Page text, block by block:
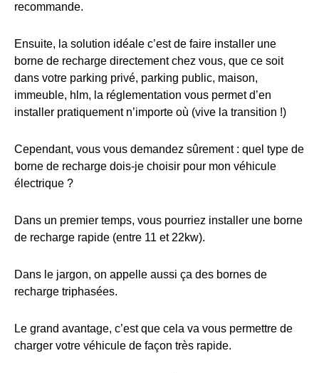
recommande.
Ensuite, la solution idéale c’est de faire installer une
borne de recharge directement chez vous, que ce soit
dans votre parking privé, parking public, maison,
immeuble, hlm, la réglementation vous permet d’en
installer pratiquement n’importe où (vive la transition !)
Cependant, vous vous demandez sûrement : quel type de
borne de recharge dois-je choisir pour mon véhicule
électrique ?
Dans un premier temps, vous pourriez installer une borne
de recharge rapide (entre 11 et 22kw).
Dans le jargon, on appelle aussi ça des bornes de
recharge triphasées.
Le grand avantage, c’est que cela va vous permettre de
charger votre véhicule de façon très rapide.